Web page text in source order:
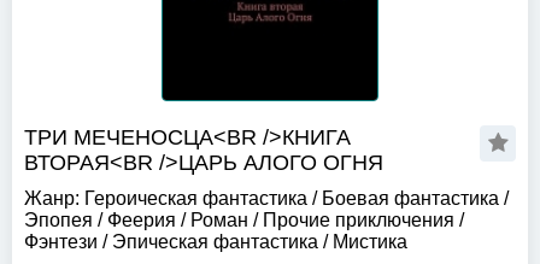
ТРИ МЕЧЕНОСЦА<BR />КНИГА
ВТОРАЯ<BR />ЦАРЬ АЛОГО ОГНЯ
Жанр: Героическая фантастика / Боевая фантастика /
Эпопея / Феерия / Роман / Прочие приключения /
Фэнтези / Эпическая фантастика / Мистика